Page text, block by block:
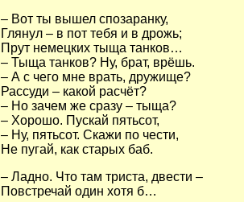
– Вот ты вышел спозаранку,
Глянул – в пот тебя и в дрожь;
Прут немецких тыща танков…
– Тыща танков? Ну, брат, врёшь.
– А с чего мне врать, дружище?
Рассуди – какой расчёт?
– Но зачем же сразу – тыща?
– Хорошо. Пускай пятьсот,
– Ну, пятьсот. Скажи по чести,
Не пугай, как старых баб.
– Ладно. Что там триста, двести –
Повстречай один хотя б…